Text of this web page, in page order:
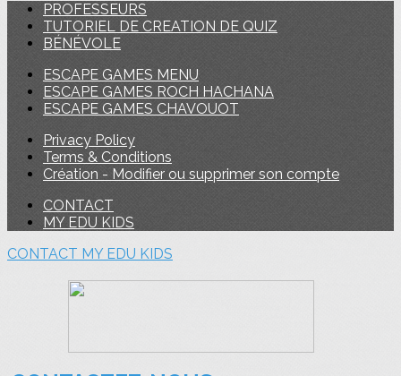
PROFESSEURS
TUTORIEL DE CREATION DE QUIZ
BÉNÉVOLE
ESCAPE GAMES MENU
ESCAPE GAMES ROCH HACHANA
ESCAPE GAMES CHAVOUOT
Privacy Policy
Terms & Conditions
Création - Modifier ou supprimer son compte
CONTACT
MY EDU KIDS
CONTACT MY EDU KIDS